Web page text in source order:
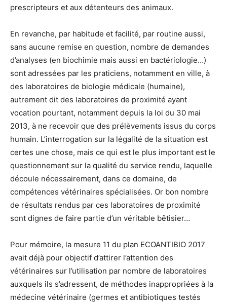
prescripteurs et aux détenteurs des animaux.
En revanche, par habitude et facilité, par routine aussi,
sans aucune remise en question, nombre de demandes
d’analyses (en biochimie mais aussi en bactériologie…)
sont adressées par les praticiens, notamment en ville, à
des laboratoires de biologie médicale (humaine),
autrement dit des laboratoires de proximité ayant
vocation pourtant, notamment depuis la loi du 30 mai
2013, à ne recevoir que des prélèvements issus du corps
humain. L’interrogation sur la légalité de la situation est
certes une chose, mais ce qui est le plus important est le
questionnement sur la qualité du service rendu, laquelle
découle nécessairement, dans ce domaine, de
compétences vétérinaires spécialisées. Or bon nombre
de résultats rendus par ces laboratoires de proximité
sont dignes de faire partie d’un véritable bêtisier…
Pour mémoire, la mesure 11 du plan ECOANTIBIO 2017
avait déjà pour objectif d’attirer l’attention des
vétérinaires sur l’utilisation par nombre de laboratoires
auxquels ils s’adressent, de méthodes inappropriées à la
médecine vétérinaire (germes et antibiotiques testés